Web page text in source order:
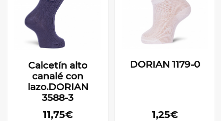
Calcetín alto
canalé con
lazo.DORIAN
3588-3
11,75€
DORIAN 1179-0
1,25€